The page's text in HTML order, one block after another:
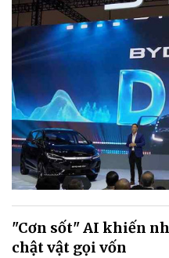
"Cơn sốt" AI khiến
chật vật gọi vốn